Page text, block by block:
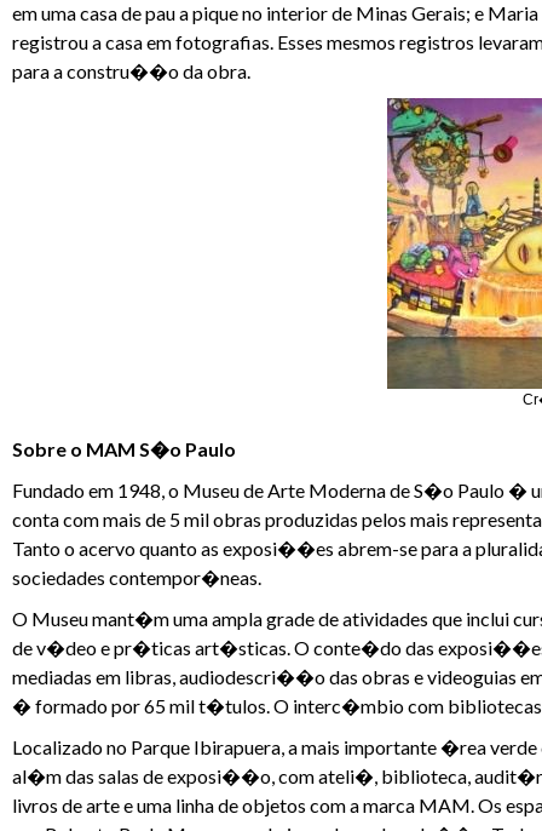
em uma casa de pau a pique no interior de Minas Gerais; e
registrou a casa em fotografias. Esses mesmos registros
para a constru��o da obra.
Sobre o MAM S�o Paulo
Fundado em 1948, o Museu de Arte Moderna de S�o Paulo
conta com mais de 5 mil obras produzidas pelos mais
Tanto o acervo quanto as exposi��es abrem-se para a
sociedades contempor�neas.
O Museu mant�m uma ampla grade de atividades que inclui
de v�deo e pr�ticas art�sticas. O conte�do das
mediadas em libras, audiodescri��o das obras e videoguias
� formado por 65 mil t�tulos. O interc�mbio com
Localizado no Parque Ibirapuera, a mais importante �rea
al�m das salas de exposi��o, com ateli�, biblioteca,
livros de arte e uma linha de objetos com a marca MAM. Os